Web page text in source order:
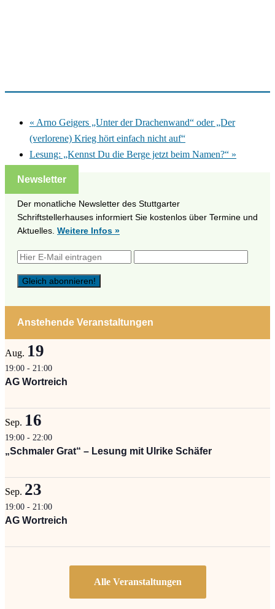
« Arno Geigers „Unter der Drachenwand“ oder „Der
(verlorene) Krieg hört einfach nicht auf“
Lesung: „Kennst Du die Berge jetzt beim Namen?“ »
Newsletter
Der monatliche Newsletter des Stuttgarter
Schriftstellerhauses informiert Sie kostenlos über Termine und
Aktuelles. Weitere Infos »
Anstehende Veranstaltungen
Aug. 19
19:00 - 21:00
AG Wortreich
Sep. 16
19:00 - 22:00
„Schmaler Grat“ – Lesung mit Ulrike Schäfer
Sep. 23
19:00 - 21:00
AG Wortreich